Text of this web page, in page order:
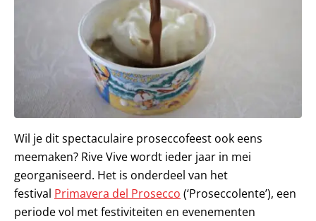
Wil je dit spectaculaire proseccofeest ook eens
meemaken? Rive Vive wordt ieder jaar in mei
georganiseerd. Het is onderdeel van het
festival Primavera del Prosecco (‘Proseccolente’), een
periode vol met festiviteiten en evenementen